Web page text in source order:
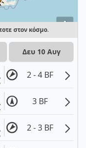
i
στον κόσμο.
Δευ 10 Αυγ
2 - 4 BF
3 BF
2 - 3 BF